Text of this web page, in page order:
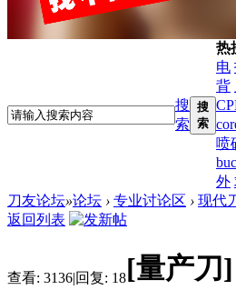
搜
索
搜
索
热
电
背
喷
外
刀友论坛»论坛 › 专业讨论区 › 现代
返回列表
查看: 3136|回复: 18[量产刀]